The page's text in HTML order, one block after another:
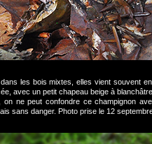
les bois mixtes, elles vient souvent
avec un petit chapeau beige à
on ne peut confondre ce champignon
sans danger. Photo prise le 12